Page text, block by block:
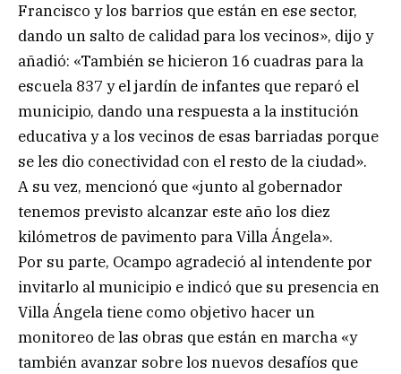
Francisco y los barrios que están en ese sector,
dando un salto de calidad para los vecinos», dijo y
añadió: «También se hicieron 16 cuadras para la
escuela 837 y el jardín de infantes que reparó el
municipio, dando una respuesta a la institución
educativa y a los vecinos de esas barriadas porque
se les dio conectividad con el resto de la ciudad».
A su vez, mencionó que «junto al gobernador
tenemos previsto alcanzar este año los diez
kilómetros de pavimento para Villa Ángela».
Por su parte, Ocampo agradeció al intendente por
invitarlo al municipio e indicó que su presencia en
Villa Ángela tiene como objetivo hacer un
monitoreo de las obras que están en marcha «y
también avanzar sobre los nuevos desafíos que